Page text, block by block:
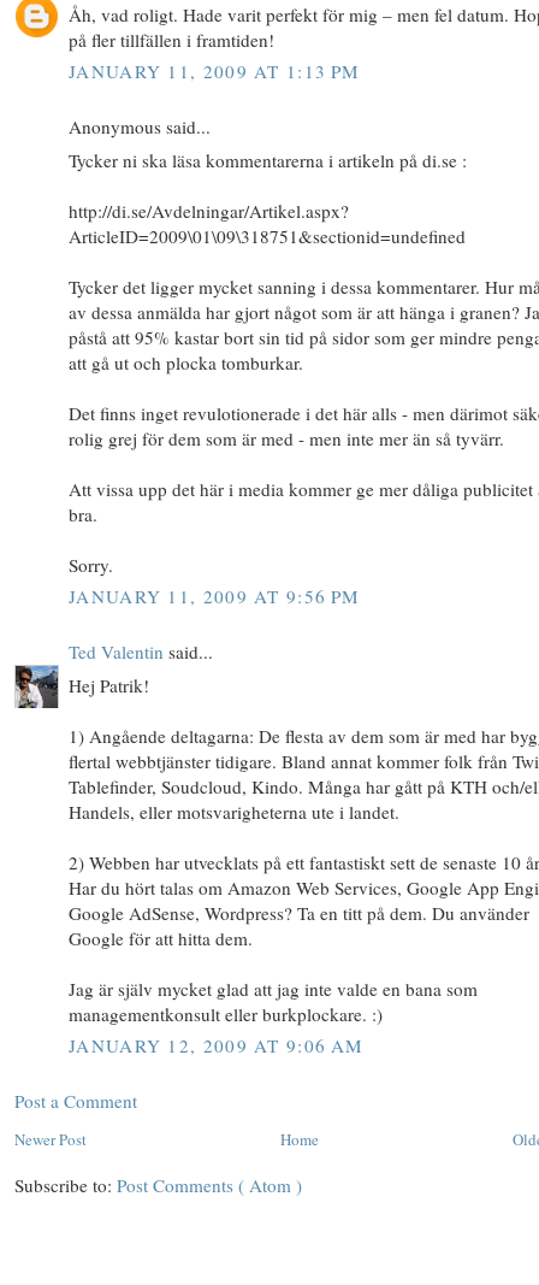
Åh, vad roligt. Hade varit perfekt för mig – men fel datum.
på fler tillfällen i framtiden!
JANUARY 11, 2009 AT 1:13 PM
Anonymous said...
Tycker ni ska läsa kommentarerna i artikeln på di.se :
http://di.se/Avdelningar/Artikel.aspx?
ArticleID=2009\01\09\318751&sectionid=undefined
Tycker det ligger mycket sanning i dessa kommentarer. Hur
av dessa anmälda har gjort något som är att hänga i granen?
påstå att 95% kastar bort sin tid på sidor som ger mindre
att gå ut och plocka tomburkar.
Det finns inget revulotionerade i det här alls - men därimot
rolig grej för dem som är med - men inte mer än så tyvärr.
Att vissa upp det här i media kommer ge mer dåliga publicitet
bra.
Sorry.
JANUARY 11, 2009 AT 9:56 PM
Ted Valentin said...
Hej Patrik!
1) Angående deltagarna: De flesta av dem som är med har
flertal webbtjänster tidigare. Bland annat kommer folk från
Tablefinder, Soudcloud, Kindo. Många har gått på KTH och/
Handels, eller motsvarigheterna ute i landet.
2) Webben har utvecklats på ett fantastiskt sett de senaste 10
Har du hört talas om Amazon Web Services, Google App
Google AdSense, Wordpress? Ta en titt på dem. Du använder
Google för att hitta dem.
Jag är själv mycket glad att jag inte valde en bana som
managementkonsult eller burkplockare. :)
JANUARY 12, 2009 AT 9:06 AM
Post a Comment
Newer Post Home
Subscribe to: Post Comments ( Atom )